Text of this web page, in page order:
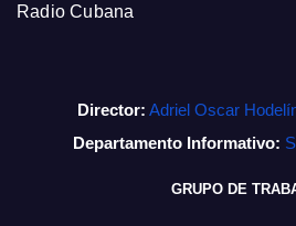
Radio Cubana
Director: Adriel Oscar
Departamento Informativo:
GRUPO DE